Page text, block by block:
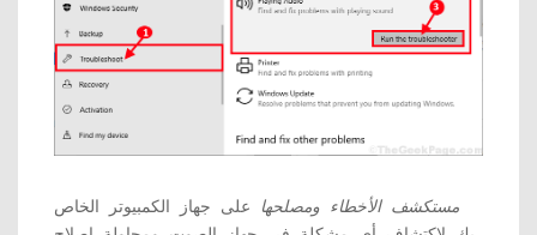
مستكشف الأخطاء ومصلحها على جهاز الكمبيوتر الخاص